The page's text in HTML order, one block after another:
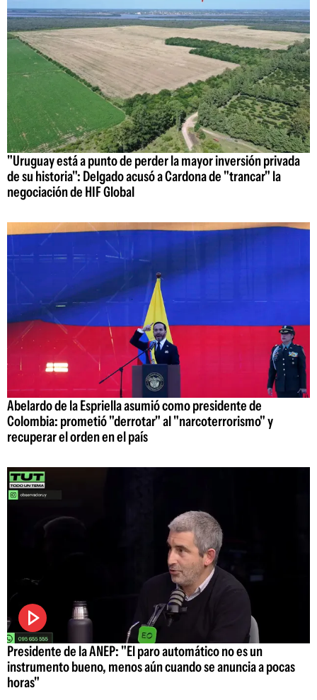
"Uruguay está a punto de perder la mayor inversión privada
de su historia": Delgado acusó a Cardona de "trancar" la
negociación de HIF Global
Abelardo de la Espriella asumió como presidente de
Colombia: prometió "derrotar" al "narcoterrorismo" y
recuperar el orden en el país
Presidente de la ANEP: "El paro automático no es un
instrumento bueno, menos aún cuando se anuncia a pocas
horas"